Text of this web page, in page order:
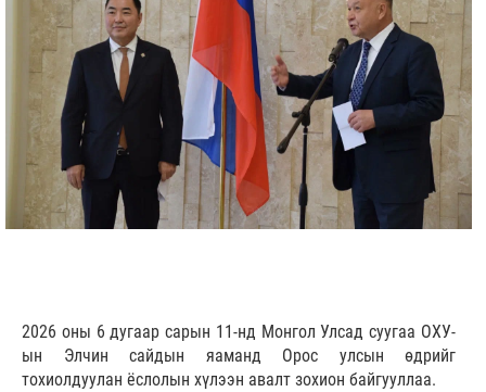
2026 оны 6 дугаар сарын 11-нд Монгол Улсад суугаа ОХУ-
ын Элчин сайдын яаманд Орос улсын өдрийг
тохиолдуулан ёслолын хүлээн авалт зохион байгууллаа.